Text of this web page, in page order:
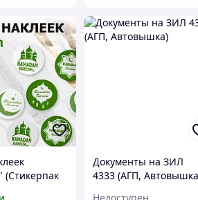
(Стикерпак
Документы на ЗИЛ
4333 (АГП,